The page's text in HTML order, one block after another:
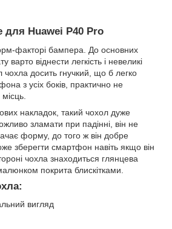
для Huawei P40 Pro
факторі бампера. До основних
варто віднести легкість і невеликі
чохла досить гнучкий, що б легко
з усіх боків, практично не
накладок, такий чохол дуже
зламати при падінні, він не
форму, до того ж він добре
зберегти смартфон навіть якщо він
чохла знаходиться глянцева
покрита блискітками.
вигляд